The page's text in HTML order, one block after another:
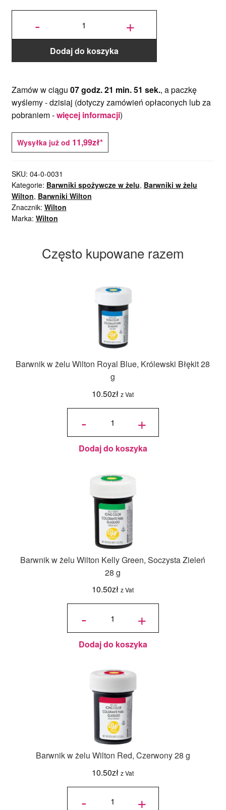
-
ilość
Lemon
Yellow,
Żółty
Cytrynowy
+
Dodaj do koszyka
Zamów w ciągu 07 godz. 21 min. 50 sek., a paczkę
wyślemy -dzisiaj (dotyczy zamówień opłaconych lub za
pobraniem -więcej informacji)
Wysyłka już od 11,99zł*
SKU: 04-0-0031
Kategorie: Barwniki spożywcze w żelu, Barwniki w żelu
Wilton, Barwniki Wilton
Znacznik: Wilton
Marka: Wilton
Często kupowane razem
Barwnik w żelu Wilton Royal Blue, Królewski Błękit 28
g
10.50zł z Vat
-
ilość
Wilton
Royal
Królewski
Błękit 28
+
Dodaj do koszyka
Barwnik w żelu Wilton Kelly Green, Soczysta Zieleń
28 g
10.50zł z Vat
-
ilość
Wilton
Kelly
Green,
Soczysta
Zieleń
+
Dodaj do koszyka
Barwnik w żelu Wilton Red, Czerwony 28 g
10.50zł z Vat
-
ilość
Wilton
Red, +